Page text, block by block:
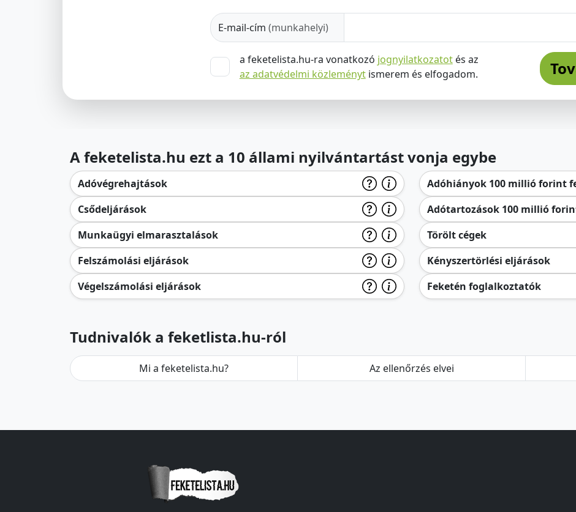
E-mail-cím (munkahelyi)
a feketelista.hu-ra vonatkozó jognyilatkozatotés az
az adatvédelmi közleménytismerem és elfogadom.
A feketelista.hu ezt a 10 állami nyilvántartást vonja egybe
Adóvégrehajtások
Csődeljárások
Munkaügyi elmarasztalások
Felszámolási eljárások
Végelszámolási eljárások
Adóhiányok 100 millió forint
Adótartozások 100 millió
Törölt cégek
Kényszertörlési eljárások
Feketén foglalkoztatók
Tudnivalók a feketlista.hu-ról
Mi a feketelista.hu? Az ellenőrzés elvei